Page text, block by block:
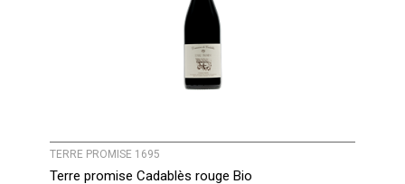
TERRE PROMISE 1695
Terre promise Cadablès rouge Bio